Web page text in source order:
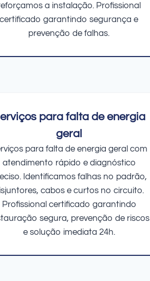
a instalação. Profissional
certificado garantindo segurança e
prevenção de falhas.
para falta de energia
geral
para falta de energia geral com
atendimento rápido e diagnóstico
Identificamos falhas no padrão,
cabos e curtos no circuito.
Profissional certificado garantindo
segura, prevenção de riscos
e solução imediata 24h.